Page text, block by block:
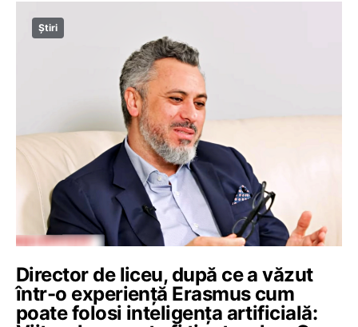
Știri
Director de liceu, după ce a văzut
într-o experiență Erasmus cum
poate folosi inteligența artificială: